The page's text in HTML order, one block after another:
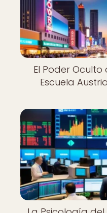
El Poder Oculto
Escuela